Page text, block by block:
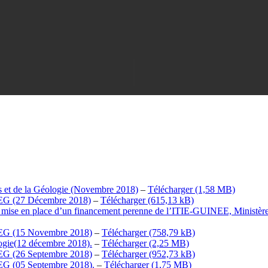
de la Géologie (Novembre 2018) – Télécharger
(27 Décembre 2018) – Télécharger
en place d’un financement perenne de l’ITIE-GUINEE,
(15 Novembre 2018) – Télécharger
décembre 2018). – Télécharger
(26 Septembre 2018) – Télécharger
(05 Septembre 2018). – Télécharger